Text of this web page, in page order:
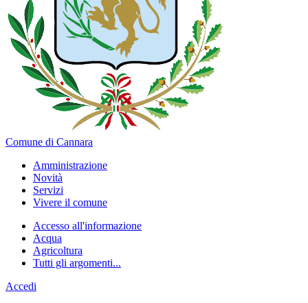
Comune di Cannara
Amministrazione
Novità
Servizi
Vivere il comune
Accesso all'informazione
Acqua
Agricoltura
Tutti gli argomenti...
Accedi